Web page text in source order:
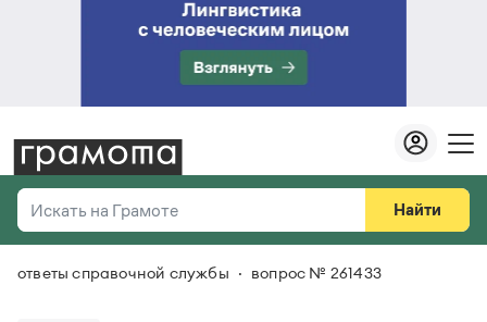
Искать на Грамоте
Справочная служба
Найти
Везде
ответы справочной службы вопрос № 261433